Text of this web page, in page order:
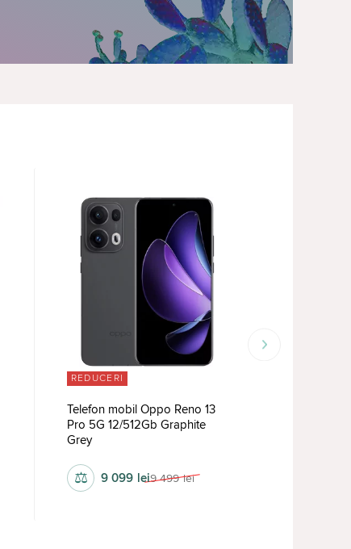
REDUCERI
Telefon mobil Oppo Reno 13
Pro 5G 12/512Gb Graphite
Grey
9 499 lei
9 099 lei
⚖